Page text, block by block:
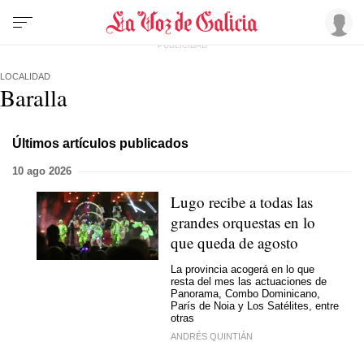
LOCALIDAD
Baralla
Últimos artículos publicados
10 ago 2026
Lugo recibe a todas las
grandes orquestas en lo
que queda de agosto
La provincia acogerá en lo que
resta del mes las actuaciones de
Panorama, Combo Dominicano,
París de Noia y Los Satélites, entre
otras
ANDRÉS QUINTIÁN